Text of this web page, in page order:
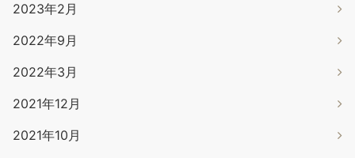
2023年2月
2022年9月
2022年3月
2021年12月
2021年10月